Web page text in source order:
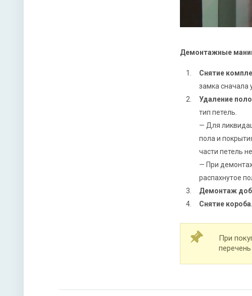
Демонтажные
Снятие
замка сначала
Удаление
тип петель.
— Для
пола и
части петель
— При
распахнутое
Демонтаж
Снятие короба.
При